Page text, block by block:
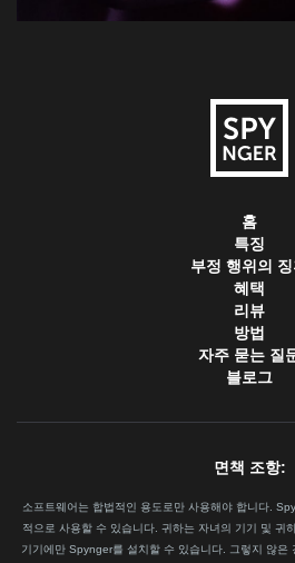
홈
특징
부정 행위의
혜택
리뷰
방법
자주 묻는 질
블로그
면책 조항:
소프트웨어는 합법적인 용도로만 사용해야 합니다.
적으로 사용할 수 있습니다. 귀하는 자녀의 기기 및 귀
기기에만 Spynger를 설치할 수 있습니다. 그렇지 않은